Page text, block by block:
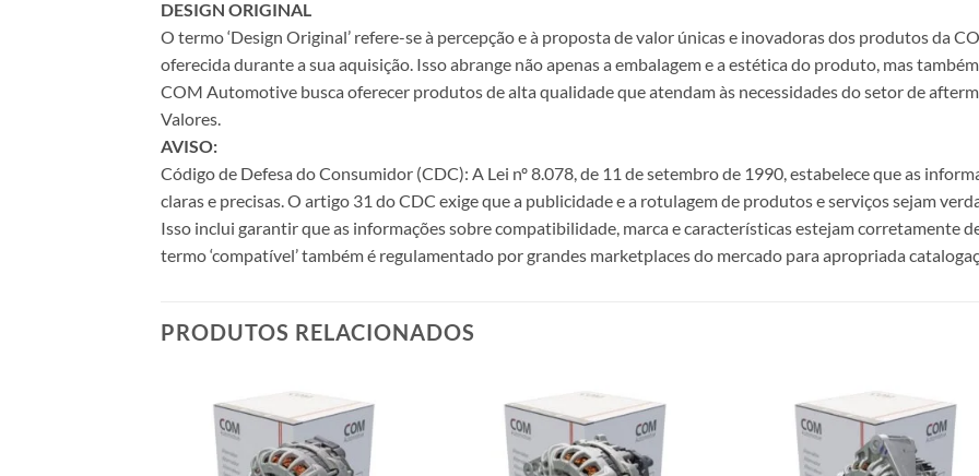
DESIGN ORIGINAL
O termo ‘Design Original’ refere-se à percepção e à proposta de valor únicas e inovadoras dos produtos da
oferecida durante a sua aquisição. Isso abrange não apenas a embalagem e a estética do produto, mas
COM Automotive busca oferecer produtos de alta qualidade que atendam às necessidades do setor de
Valores.
AVISO:
Código de Defesa do Consumidor (CDC): A Lei nº 8.078, de 11 de setembro de 1990, estabelece que as
claras e precisas. O artigo 31 do CDC exige que a publicidade e a rotulagem de produtos e serviços sejam
Isso inclui garantir que as informações sobre compatibilidade, marca e características estejam corretamente
termo ‘compatível’ também é regulamentado por grandes marketplaces do mercado para apropriada
PRODUTOS RELACIONADOS